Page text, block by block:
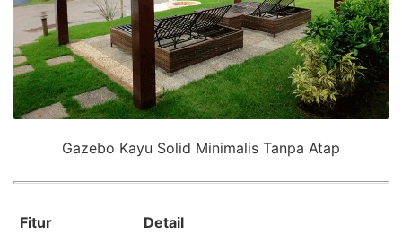
Gazebo Kayu Solid Minimalis Tanpa Atap
Fitur
Detail